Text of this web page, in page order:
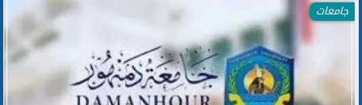
جامعات